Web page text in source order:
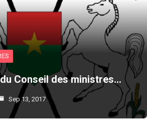
Conseil des ministres…
Sep 13, 2017